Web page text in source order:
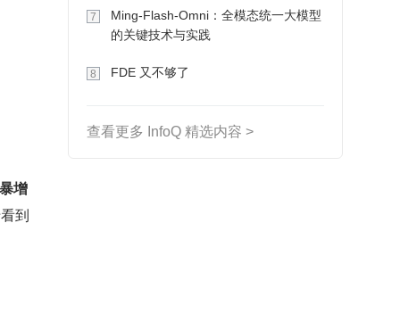
增
到
7
Ming-Flash-Omni：全模态统一大模型
的关键技术与实践
8 FDE 又不够了
查看更多 InfoQ 精选内容 >